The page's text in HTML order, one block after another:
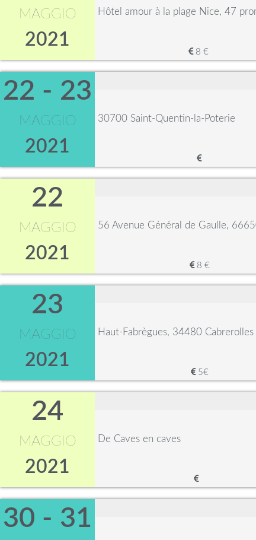
MAGGIO
2021
Hôtel amour à la plage Nice, 47
8 €
22 - 23
MAGGIO
2021
30700 Saint-Quentin-la-Poterie
22
MAGGIO
2021
56 Avenue Général de Gaulle,
8 €
23
MAGGIO
2021
Haut-Fabrègues, 34480 Cabrerolles
5€
24
MAGGIO
2021
De Caves en caves
30 - 31